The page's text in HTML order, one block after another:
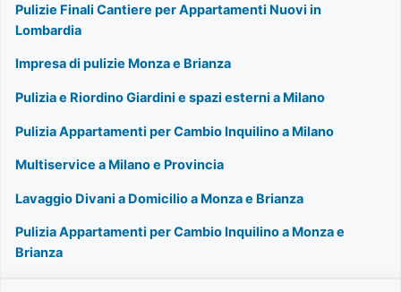
Pulizie Finali Cantiere per Appartamenti Nuovi in
Lombardia
Impresa di pulizie Monza e Brianza
Pulizia e Riordino Giardini e spazi esterni a Milano
Pulizia Appartamenti per Cambio Inquilino a Milano
Multiservice a Milano e Provincia
Lavaggio Divani a Domicilio a Monza e Brianza
Pulizia Appartamenti per Cambio Inquilino a Monza e
Brianza